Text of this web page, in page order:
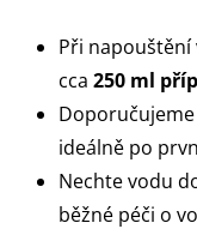
Při
cca250 ml
ideálně po
Nechte vodu
běžné péči o